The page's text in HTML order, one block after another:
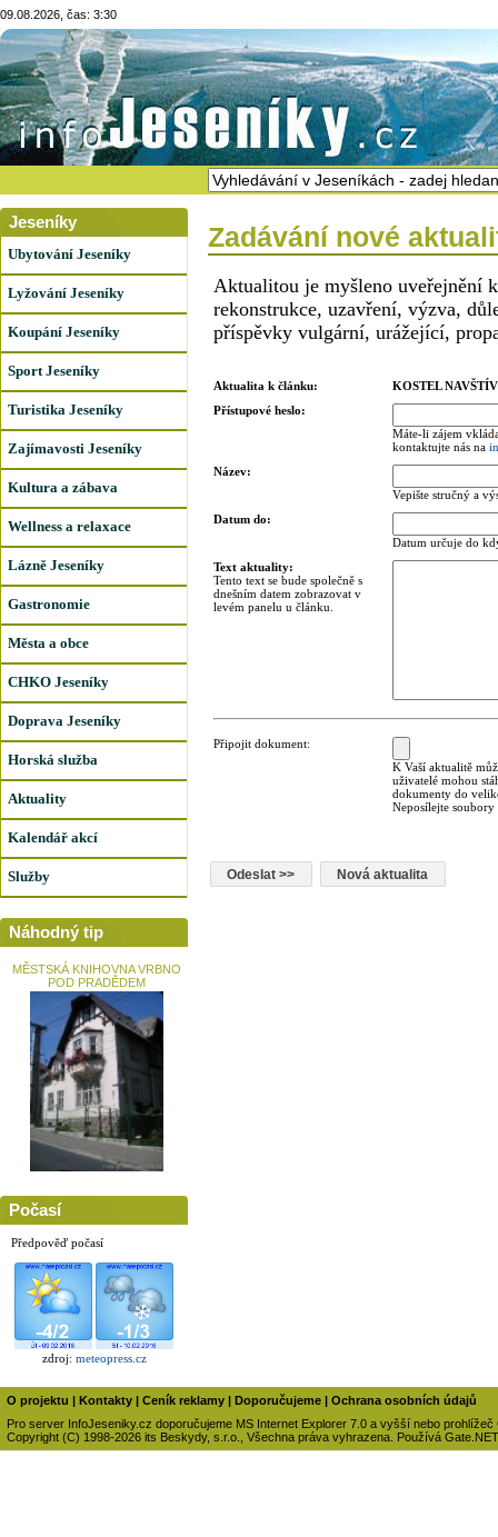
09.08.2026, čas: 3:30
Jeseníky
Ubytování Jeseníky
Lyžování Jeseníky
Koupání Jeseníky
Sport Jeseníky
Turistika Jeseníky
Zajímavosti Jeseníky
Kultura a zábava
Wellness a relaxace
Lázně Jeseníky
Gastronomie
Města a obce
CHKO Jeseníky
Doprava Jeseníky
Horská služba
Aktuality
Kalendář akcí
Služby
Náhodný tip
MĚSTSKÁ KNIHOVNA VRBNO
POD PRADĚDEM
Počasí
Předpověď počasí
zdroj: meteopress.cz
Zadávání nové
Aktualitou je myšleno uveřejnění
rekonstrukce, uzavření, výzva,
příspěvky vulgární, urážející,
Aktualita k článku:
KOSTEL
Přístupové heslo:
Máte-li zájem
kontaktujte nás na
Název:
Vepište stručný a
Datum do:
Datum určuje do
Text aktuality:
Tento text se bude společně s
dnešním datem zobrazovat v
levém panelu u článku.
Připojit dokument:
K Vaší aktualitě
uživatelé mohou
dokumenty do
Neposílejte
O projektu | Kontakty | Ceník reklamy | Doporučujeme | Ochrana osobních údajů
Pro server InfoJeseniky.cz doporučujeme MS Internet Explorer 7.0 a vyšší nebo prohlížeč
Copyright (C) 1998-2026 its Beskydy, s.r.o., Všechna práva vyhrazena. Používá